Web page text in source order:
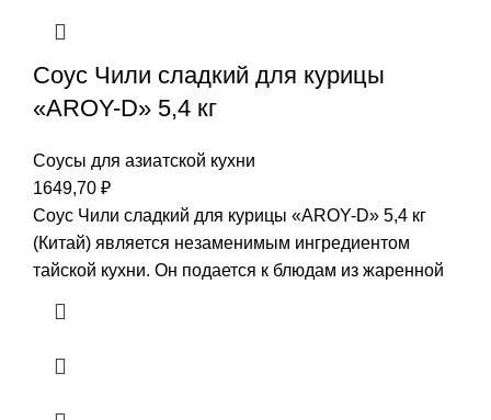
Соус Чили сладкий для курицы
«AROY-D» 5,4 кг
Соусы для азиатской кухни
1649,70 ₽
Соус Чили сладкий для курицы «AROY-D» 5,4 кг
(Китай) является незаменимым ингредиентом
тайской кухни. Он подается к блюдам из жаренной